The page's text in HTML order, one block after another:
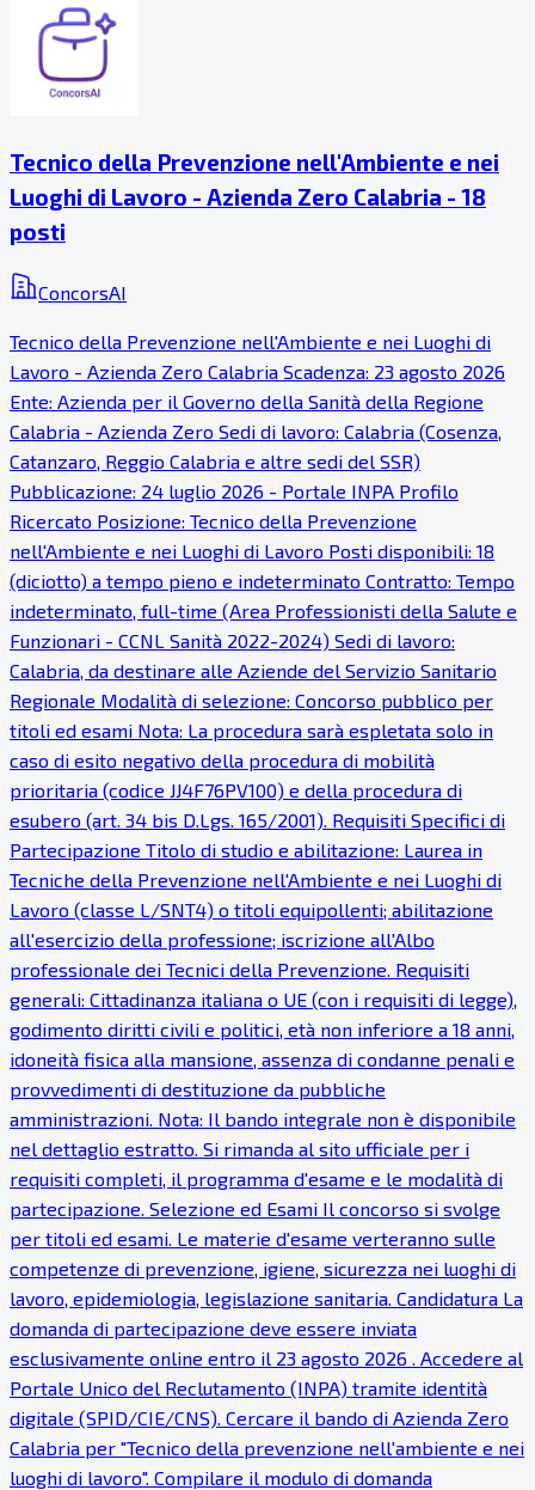
Tecnico della Prevenzione nell'Ambiente e nei
Luoghi di Lavoro - Azienda Zero Calabria - 18
posti
ConcorsAI
Tecnico della Prevenzione nell'Ambiente e nei Luoghi di
Lavoro - Azienda Zero Calabria Scadenza: 23 agosto 2026
Ente: Azienda per il Governo della Sanità della Regione
Calabria - Azienda Zero Sedi di lavoro: Calabria (Cosenza,
Catanzaro, Reggio Calabria e altre sedi del SSR)
Pubblicazione: 24 luglio 2026 - Portale INPA Profilo
Ricercato Posizione: Tecnico della Prevenzione
nell'Ambiente e nei Luoghi di Lavoro Posti disponibili: 18
(diciotto) a tempo pieno e indeterminato Contratto: Tempo
indeterminato, full-time (Area Professionisti della Salute e
Funzionari - CCNL Sanità 2022-2024) Sedi di lavoro:
Calabria, da destinare alle Aziende del Servizio Sanitario
Regionale Modalità di selezione: Concorso pubblico per
titoli ed esami Nota: La procedura sarà espletata solo in
caso di esito negativo della procedura di mobilità
prioritaria (codice JJ4F76PV100) e della procedura di
esubero (art. 34 bis D.Lgs. 165/2001). Requisiti Specifici di
Partecipazione Titolo di studio e abilitazione: Laurea in
Tecniche della Prevenzione nell'Ambiente e nei Luoghi di
Lavoro (classe L/SNT4) o titoli equipollenti; abilitazione
all'esercizio della professione; iscrizione all'Albo
professionale dei Tecnici della Prevenzione. Requisiti
generali: Cittadinanza italiana o UE (con i requisiti di legge),
godimento diritti civili e politici, età non inferiore a 18 anni,
idoneità fisica alla mansione, assenza di condanne penali e
provvedimenti di destituzione da pubbliche
amministrazioni. Nota: Il bando integrale non è disponibile
nel dettaglio estratto. Si rimanda al sito ufficiale per i
requisiti completi, il programma d'esame e le modalità di
partecipazione. Selezione ed Esami Il concorso si svolge
per titoli ed esami. Le materie d'esame verteranno sulle
competenze di prevenzione, igiene, sicurezza nei luoghi di
lavoro, epidemiologia, legislazione sanitaria. Candidatura La
domanda di partecipazione deve essere inviata
esclusivamente online entro il 23 agosto 2026 . Accedere al
Portale Unico del Reclutamento (INPA) tramite identità
digitale (SPID/CIE/CNS). Cercare il bando di Azienda Zero
Calabria per "Tecnico della prevenzione nell'ambiente e nei
luoghi di lavoro". Compilare il modulo di domanda